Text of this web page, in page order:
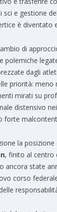
e gestione
è diventato
di
polemiche
dagli
priorità: meno
mirati su
distensivo
forte
la
, finito al centro
ancora state
corso